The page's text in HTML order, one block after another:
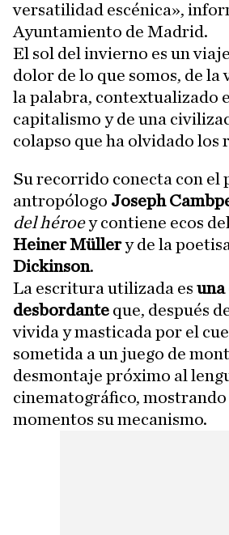
versatilidad escénica»,
Ayuntamiento de Madrid.
El sol del invierno es un
dolor de lo que somos, de la
la palabra, contextualizado
capitalismo y de una
colapso que ha olvidado los
Su recorrido conecta con el
antropólogo Joseph
del héroey contiene ecos
Heiner Müllery de la poetisa
Dickinson.
La escritura utilizada es
desbordante que, después
vivida y masticada por el
sometida a un juego de
desmontaje próximo al
cinematográfico, mostrando
momentos su mecanismo.